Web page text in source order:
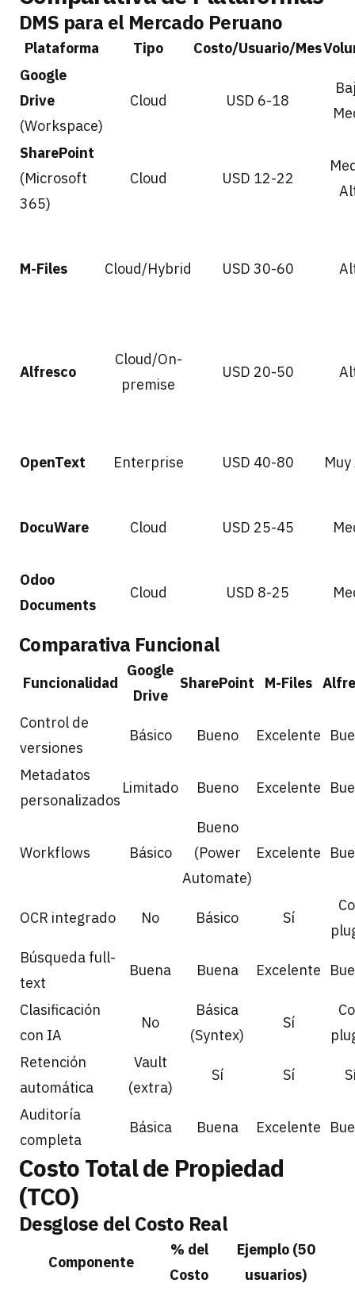
DMS para el Mercado Peruano
Plataforma Tipo Costo/Usuario/Mes
Google
Drive
(Workspace)
Cloud USD 6-18
SharePoint
(Microsoft
365)
Cloud USD 12-22
M-Files Cloud/Hybrid USD 30-60
Alfresco
Cloud/On-
premise
USD 20-50
OpenText Enterprise USD 40-80
DocuWare Cloud USD 25-45
Odoo
Documents
Cloud USD 8-25
Comparativa Funcional
Funcionalidad
Google
Drive
SharePoint M-Files
Control de
versiones
Básico Bueno Excelente
Metadatos
personalizados
Limitado Bueno Excelente
Workflows Básico
Bueno
(Power
Automate)
Excelente
OCR integrado No Básico Sí
Búsqueda full-
text
Buena Buena Excelente
Clasificación
con IA
No
Básica
(Syntex)
Sí
Retención
automática
Vault
(extra)
Sí Sí
Auditoría
completa
Básica Buena Excelente
Costo Total de Propiedad
(TCO)
Desglose del Costo Real
Componente
% del
Costo
Ejemplo (50
usuarios)